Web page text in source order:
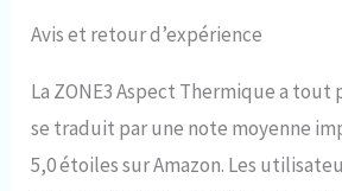
Avis et retour d’expérience
La ZONE3 Aspect Thermique a
se traduit par une note moyenne
5,0 étoiles sur Amazon. Les